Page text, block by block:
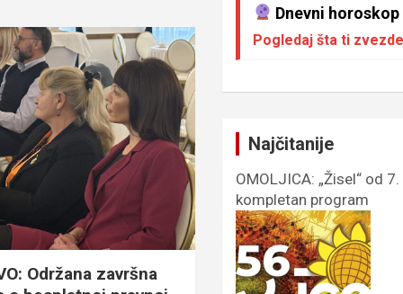
Održana završna
Dnevni horoskop
Pogledaj šta ti
Najčitanije
OMOLJICA: „Žisel“ od
kompletan program